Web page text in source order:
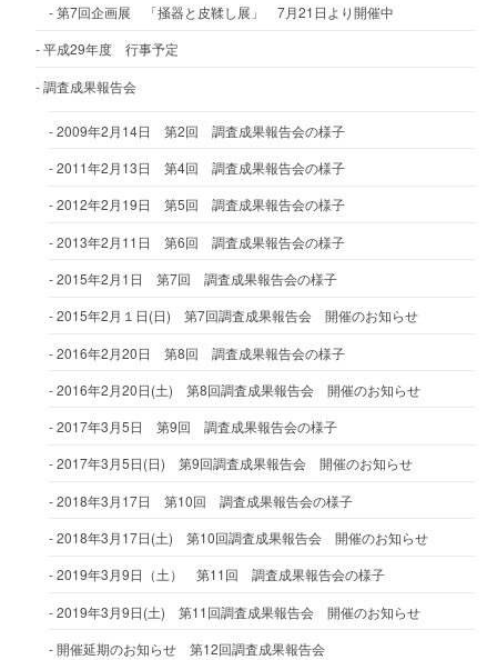
第7回企画展 「掻器と皮鞣し展」 7月21日より開催中
平成29年度 行事予定
調査成果報告会
2009年2月14日 第2回 調査成果報告会の様子
2011年2月13日 第4回 調査成果報告会の様子
2012年2月19日 第5回 調査成果報告会の様子
2013年2月11日 第6回 調査成果報告会の様子
2015年2月1日 第7回 調査成果報告会の様子
2015年2月１日(日) 第7回調査成果報告会 開催のお知らせ
2016年2月20日 第8回 調査成果報告会の様子
2016年2月20日(土) 第8回調査成果報告会 開催のお知らせ
2017年3月5日 第9回 調査成果報告会の様子
2017年3月5日(日) 第9回調査成果報告会 開催のお知らせ
2018年3月17日 第10回 調査成果報告会の様子
2018年3月17日(土) 第10回調査成果報告会 開催のお知らせ
2019年3月9日（土） 第11回 調査成果報告会の様子
2019年3月9日(土) 第11回調査成果報告会 開催のお知らせ
開催延期のお知らせ 第12回調査成果報告会